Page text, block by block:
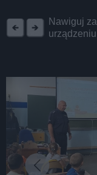
Nawiguj